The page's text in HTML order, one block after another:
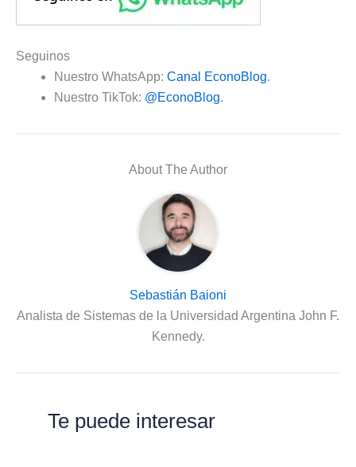
Seguinos
Nuestro WhatsApp: Canal EconoBlog.
Nuestro TikTok: @EconoBlog.
About The Author
Sebastián Baioni
Analista de Sistemas de la Universidad Argentina John F.
Kennedy.
Te puede interesar